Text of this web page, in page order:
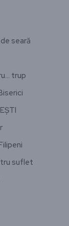
seară
trup
suflet